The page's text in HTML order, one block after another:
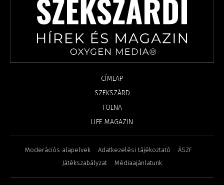
CÍMLAP
SZEKSZÁRD
TOLNA
LIFE MAGAZIN
Moderációs alapelvek Adatkezelési tájékoztató
ÁSZF
Játékszabályzat
Médiaajánlatunk